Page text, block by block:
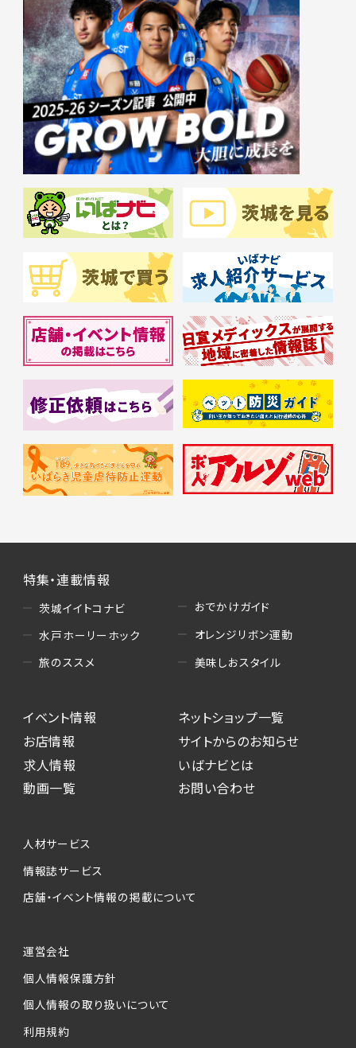
特集・連載情報
茨城イイトコナビ
水戸ホーリーホック
旅のススメ
おでかけガイド
オレンジリボン運動
美味しおスタイル
イベント情報
お店情報
求人情報
動画一覧
ネットショップ一覧
サイトからのお知らせ
いばナビとは
お問い合わせ
人材サービス
情報誌サービス
店舗・イベント情報の掲載について
運営会社
個人情報保護方針
個人情報の取り扱いについて
利用規約